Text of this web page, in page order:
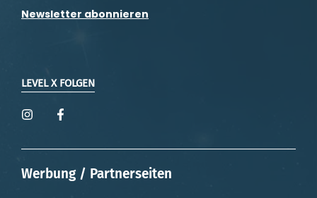
Newsletter abonnieren
LEVEL X FOLGEN
Werbung / Partnerseiten